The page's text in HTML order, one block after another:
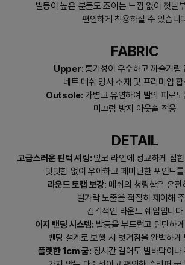
발등이 높은 분들도 조이는 느낌 없이 첫날
편안하게 착용하실 수 있습니
FABRIC
Upper:통기성이 우수하고 까슬거림
네트 메쉬 망사 소재 및 프리미엄 합
Outsole: 가볍고 유연하여 발의 피로
미끄럼 방지 아웃솔 적용
DETAIL
고급스러운 핀턱 셔링: 앞코 라인에 정교하게 잡
밋밋함 없이 우아하고 페미닌한 포인트
라운드 토캡 보강: 메쉬의 청량함은 온전
발가락 노출을 적절히 제어해
감각적인 라운드 쉐입입니다
이지 밴딩 시스템: 발등을 부드럽고 탄탄하
밴딩 설계로 보행 시 벗겨짐을 완벽하게
플랫한 1cm 굽: 장시간 걸어도 발바닥이나